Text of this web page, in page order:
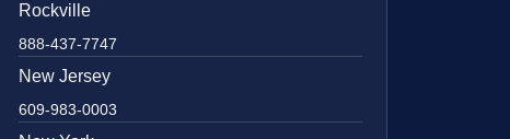
Rockville
888-437-7747
New Jersey
609-983-0003